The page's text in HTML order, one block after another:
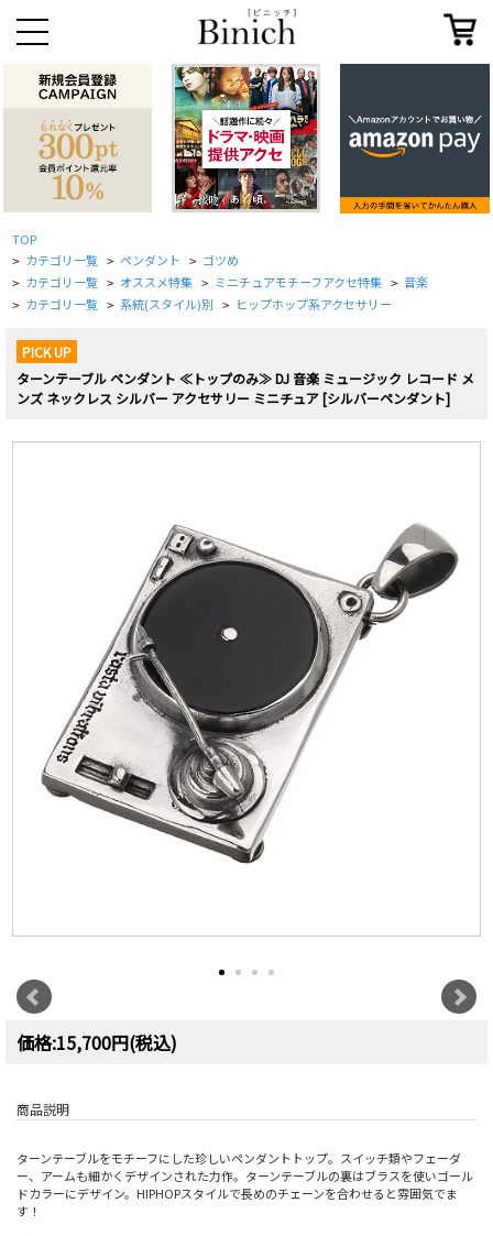
TOP
> カテゴリ一覧 > ペンダント > ゴツめ
> カテゴリ一覧 > オススメ特集 > ミニチュアモチーフアクセ特集 > 音楽
> カテゴリ一覧 > 系統(スタイル)別 > ヒップホップ系アクセサリー
PICK UP
ターンテーブル ペンダント ≪トップのみ≫ DJ 音楽 ミュージック レコード メ
ンズ ネックレス シルバー アクセサリー ミニチュア [シルバーペンダント]
価格:15,700円(税込)
商品説明
ターンテーブルをモチーフにした珍しいペンダントトップ。スイッチ類やフェーダ
ー、アームも細かくデザインされた力作。ターンテーブルの裏はブラスを使いゴール
ドカラーにデザイン。HIPHOPスタイルで長めのチェーンを合わせると雰囲気でま
す！